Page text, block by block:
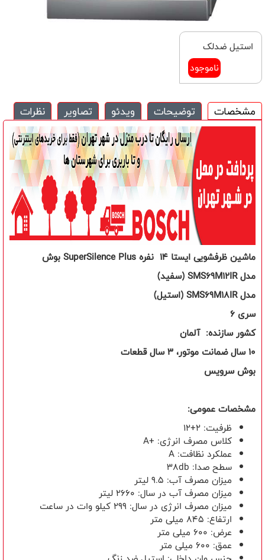
استیل ضدلک
ناموجود
مشخصات توضیحات ویدئو تصاویر نظرات
ماشین ظرفشویی ایستا 14 نفرهSuperSilence Plusبوش
مدلSMS69M12IR(سفید)
مدلSMS69M18IR(استیل)
سری 6
کشور سازنده: آلمان
10 سال ضمانت موتور، 3 سال قطعات
بوش سرویس
مشخصات عمومی:
ظرفیت: 2
+12
کلاس مصرف انرژی: A+
عملکرد نظافت: A
سطح صدا: 38db
میزان مصرف آب: 9.5 لیتر
میزان مصرف آب در سال: 2660 لیتر
میزان مصرف انرژی در سال: 299 کیلو وات در ساعت
ارتفاع: 845 میلی متر
عرض: 600 میلی متر
عمق: 600 میلی متر